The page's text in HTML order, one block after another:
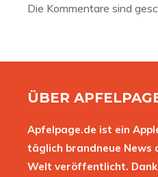
Die Kommentare sind
ÜBER
Apfelpage.de ist ein
täglich brandneue News
Welt veröffentlicht.